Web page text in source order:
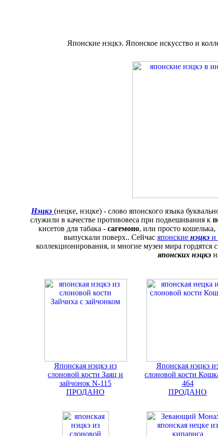
Японские нэцкэ. Японское искусство и
Нэцкэ (нецке, нэцке) - слово японского языка
служили в качестве противовеса при подвешивания к
кисетов для табака - сагемоно, или просто
выпускали поверх.. Сейчас японские нэцкэ и
коллекционирования, и многие музеи мира гордятся
японских нэцкэ
Японская нэцкэ из
слоновой кости Заяц и
зайчонок N-115
ПРОДАНО
Японская нэцкэ
слоновой кости
464
ПРОДАНО